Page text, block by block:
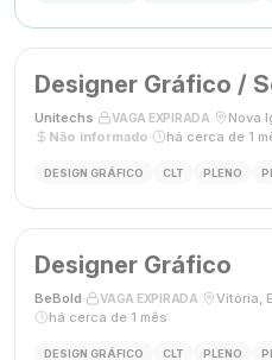
Designer Gráfico /
Unitechs VAGA EXPIRADA
Não informado
há cerca de 1
DESIGN GRÁFICO CLT PLENO
Designer Gráfico
BeBold VAGA EXPIRADA Vitória,
há cerca de 1 mês
DESIGN GRÁFICO CLT PLENO